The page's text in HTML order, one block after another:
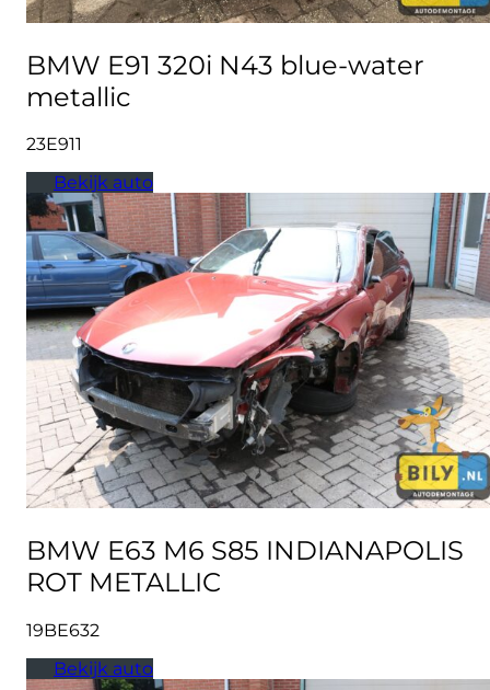
BMW E91 320i N43 blue-water
metallic
23E911
Bekijk auto
BMW E63 M6 S85 INDIANAPOLIS
ROT METALLIC
19BE632
Bekijk auto